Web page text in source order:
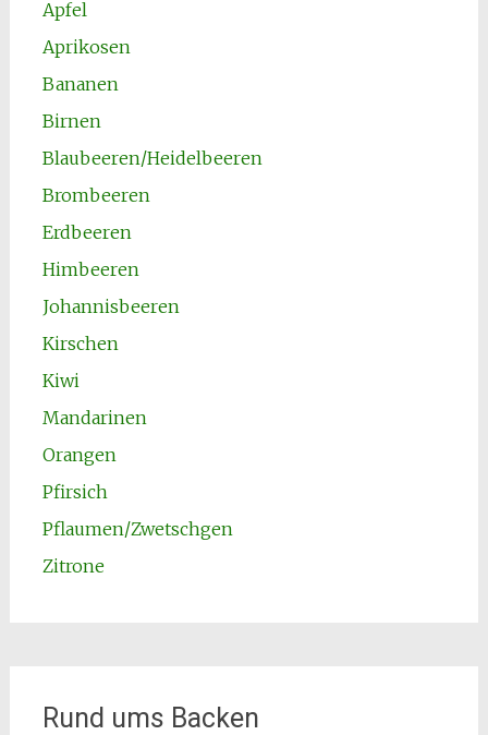
Apfel
Aprikosen
Bananen
Birnen
Blaubeeren/Heidelbeeren
Brombeeren
Erdbeeren
Himbeeren
Johannisbeeren
Kirschen
Kiwi
Mandarinen
Orangen
Pfirsich
Pflaumen/Zwetschgen
Zitrone
Rund ums Backen